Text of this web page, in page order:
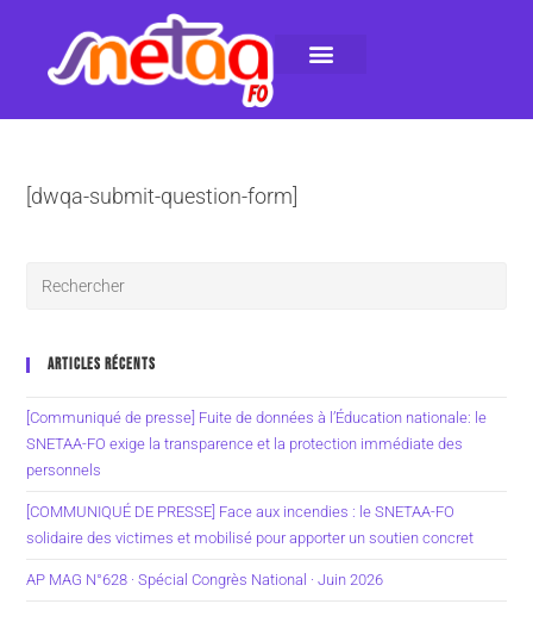
[dwqa-submit-question-form]
ARTICLES RÉCENTS
[Communiqué de presse] Fuite de données à l’Éducation nationale: le
SNETAA-FO exige la transparence et la protection immédiate des
personnels
[COMMUNIQUÉ DE PRESSE] Face aux incendies : le SNETAA-FO
solidaire des victimes et mobilisé pour apporter un soutien concret
AP MAG N°628 · Spécial Congrès National · Juin 2026